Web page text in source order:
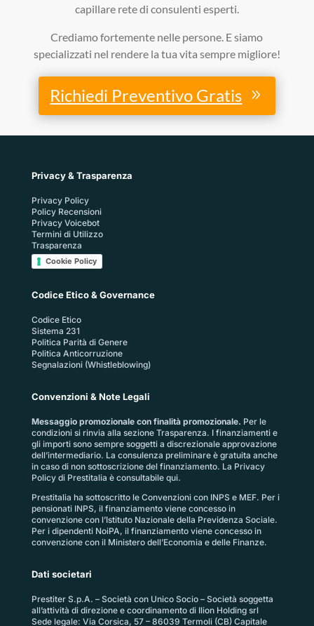
capillare rete di consulenti esperti.
Crediamo fortemente nelle persone. E siamo
specializzati nel rendere la tua vita sempre migliore!
Richiedi Preventivo Gratis
Privacy & Trasparenza
Privacy Policy
Policy Recensioni
Privacy Voicebot
Termini di Utilizzo
Trasparenza
Cookie Policy
Codice Etico & Governance
Codice Etico
Sistema 231
Politica Parità di Genere
Politica Anticorruzione
Segnalazioni (Whistleblowing)
Convenzioni & Note Legali
Messaggio promozionale con finalità promozionale. Per le
condizioni si rinvia alla sezione Trasparenza. I finanziamenti e
gli importi sono sempre soggetti a discrezionale approvazione
dell’intermediario. La consulenza preliminare è gratuita anche
in caso di non sottoscrizione del finanziamento. La Privacy
Policy di Prestitalia è consultabile qui.
Prestitalia ha sottoscritto le Convenzioni con INPS e MEF. Per i
pensionati INPS, il finanziamento viene concesso in
convenzione con l’Istituto Nazionale della Previdenza Sociale.
Per i dipendenti NoiPA, il finanziamento viene concesso in
convenzione con il Ministero dell’Economia e delle Finanze.
Dati societari
Prestiter S.p.A. – Società con Unico Socio – Società soggetta
all’attività di direzione e coordinamento di Ilion Holding srl
Sede legale: Via Corsica, 57 – 86039 Termoli (CB) Capitale